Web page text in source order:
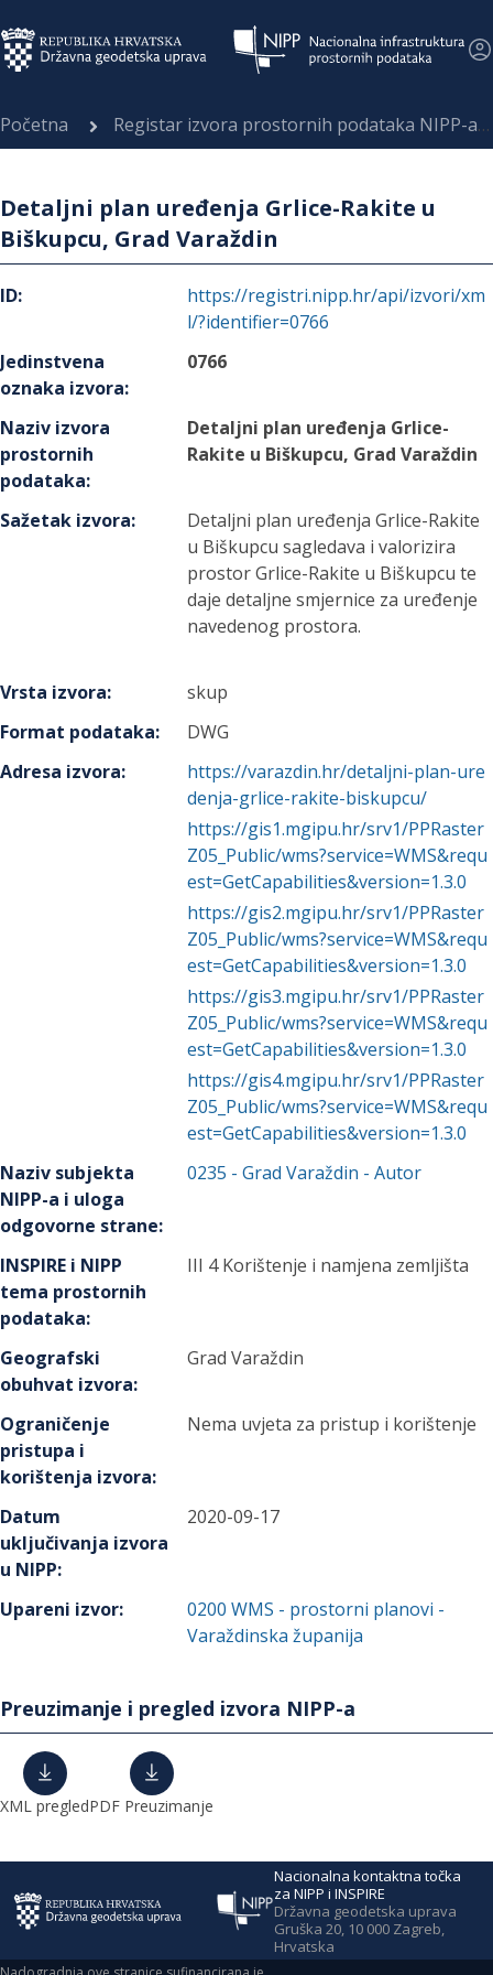
Početna Registar izvora prostornih podataka NIPP-a
Detaljni plan uređenja Grlice-Rakite u
Biškupcu, Grad Varaždin
ID:
https://registri.nipp.hr/api/izvori/xm
l/?identifier=0766
Jedinstvena
oznaka izvora:
0766
Naziv izvora
prostornih
podataka:
Detaljni plan uređenja Grlice-
Rakite u Biškupcu, Grad Varaždin
Sažetak izvora:
Detaljni plan uređenja Grlice-Rakite
u Biškupcu sagledava i valorizira
prostor Grlice-Rakite u Biškupcu te
daje detaljne smjernice za uređenje
navedenog prostora.
Vrsta izvora:
skup
Format podataka:
DWG
Adresa izvora:
https://varazdin.hr/detaljni-plan-ure
denja-grlice-rakite-biskupcu/
https://gis1.mgipu.hr/srv1/PPRaster
Z05_Public/wms?service=WMS&requ
est=GetCapabilities&version=1.3.0
https://gis2.mgipu.hr/srv1/PPRaster
Z05_Public/wms?service=WMS&requ
est=GetCapabilities&version=1.3.0
https://gis3.mgipu.hr/srv1/PPRaster
Z05_Public/wms?service=WMS&requ
est=GetCapabilities&version=1.3.0
https://gis4.mgipu.hr/srv1/PPRaster
Z05_Public/wms?service=WMS&requ
est=GetCapabilities&version=1.3.0
Naziv subjekta
NIPP-a i uloga
odgovorne strane:
0235 -Grad Varaždin - Autor
INSPIRE i NIPP
tema prostornih
podataka:
III 4 Korištenje i namjena zemljišta
Geografski
obuhvat izvora:
Grad Varaždin
Ograničenje
pristupa i
korištenja izvora:
Nema uvjeta za pristup i korištenje
Datum
uključivanja izvora
u NIPP:
2020-09-17
Upareni izvor: 0200 WMS - prostorni planovi -
Varaždinska županija
Preuzimanje i pregled izvora NIPP-a
XML pregledPDF Preuzimanje
Nacionalna kontaktna točka
za NIPP i INSPIRE
Državna geodetska uprava
Gruška 20, 10 000 Zagreb,
Hrvatska